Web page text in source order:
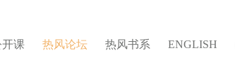
开课 热风论坛 热风书系 ENGLISH